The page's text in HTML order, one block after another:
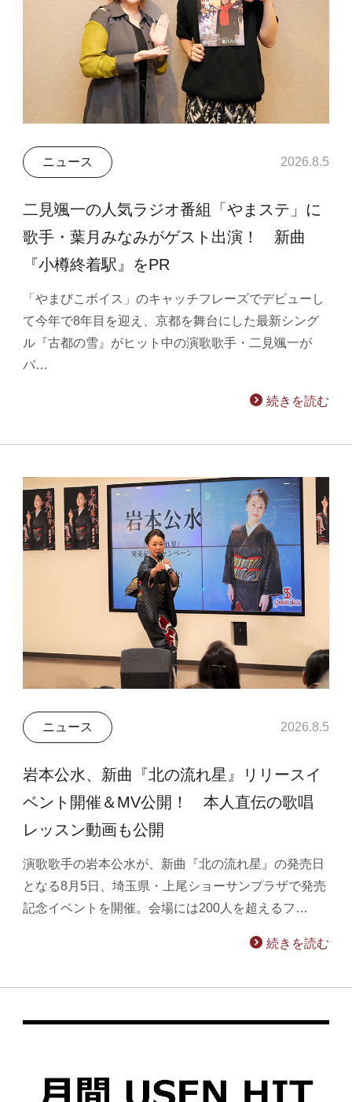
ニュース 2026.8.5
二見颯一の人気ラジオ番組「やまステ」に
歌手・葉月みなみがゲスト出演！ 新曲
『小樽終着駅』をPR
「やまびこボイス」のキャッチフレーズでデビューし
て今年で8年目を迎え、京都を舞台にした最新シング
ル『古都の雪』がヒット中の演歌歌手・二見颯一が
パ…
続きを読む
ニュース 2026.8.5
岩本公水、新曲『北の流れ星』リリースイ
ベント開催＆MV公開！ 本人直伝の歌唱
レッスン動画も公開
演歌歌手の岩本公水が、新曲『北の流れ星』の発売日
となる8月5日、埼玉県・上尾ショーサンプラザで発売
記念イベントを開催。会場には200人を超えるフ…
続きを読む